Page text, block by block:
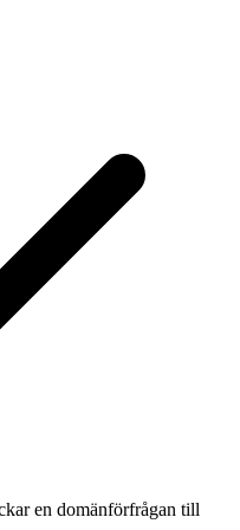
en domänförfrågan till